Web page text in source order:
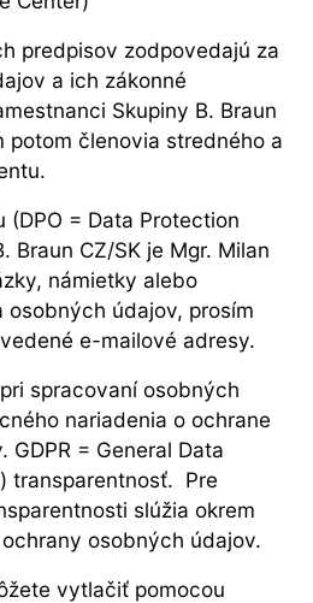
predpisov zodpovedajú za
a ich zákonné
Skupiny B. Braun
potom členovia stredného a
(DPO = Data Protection
Braun CZ/SK je Mgr. Milan
námietky alebo
údajov, prosím
e-mailové adresy.
spracovaní osobných
nariadenia o ochrane
= General Data
transparentnosť. Pre
slúžia okrem
osobných údajov.
vytlačiť pomocou